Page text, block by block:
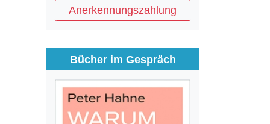
Anerkennungszahlung
Bücher im Gespräch